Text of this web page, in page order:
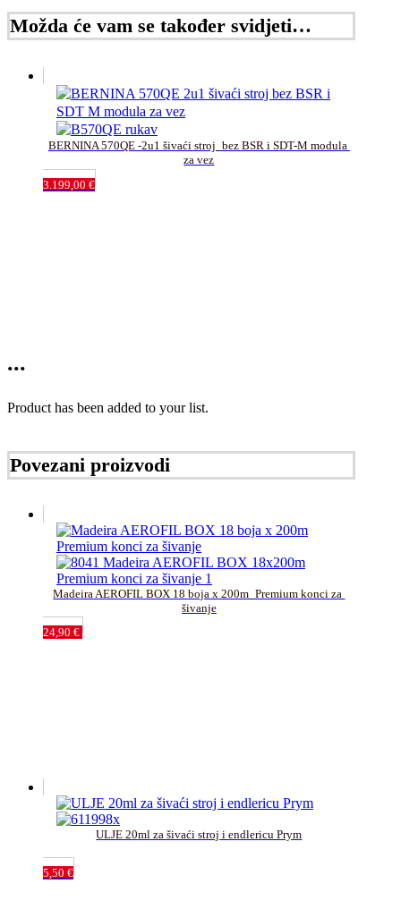
Možda će vam se također svidjeti…
BERNINA 570QE -2u1 šivaći stroj_bez BSR i SDT-M modula
za vez
3.199,00 €
...
Product has been added to your list.
Povezani proizvodi
Madeira AEROFIL BOX 18 boja x 200m_Premium konci za
šivanje
24,90 €
ULJE 20ml za šivaći stroj i endlericu Prym
5,50 €